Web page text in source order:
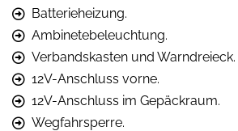
Batterieheizung.
Ambinetebeleuchtung.
Verbandskasten und Warndreieck.
12V-Anschluss vorne.
12V-Anschluss im Gepäckraum.
Wegfahrsperre.